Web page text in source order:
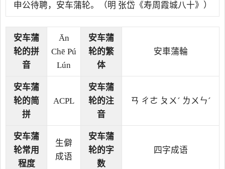
申公待聘，安车蒲轮。（明 张岱《寿周霞城八十》）
安车蒲
轮的拼
音
Ān
Chē Pú
Lún
安车蒲
轮的繁
体
安車蒲輪
安车蒲
轮的简
拼
ACPL
安车蒲
轮的注
音
ㄢ ㄔㄜ ㄆㄨˊ ㄌㄨㄣˊ
安车蒲
轮常用
程度
生僻
成语
安车蒲
轮的字
数
四字成语